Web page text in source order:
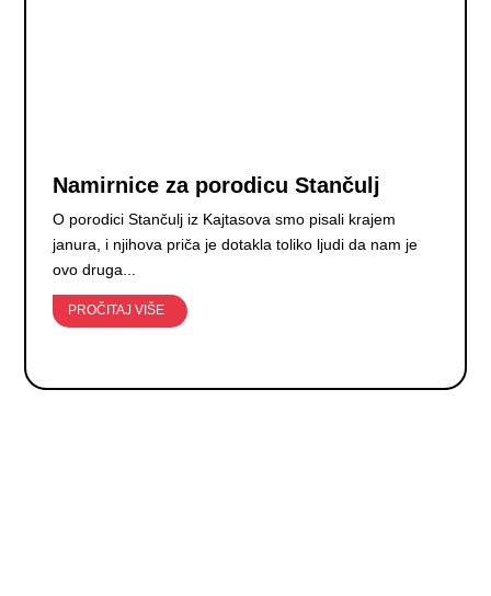
Namirnice za porodicu Stančulj
O porodici Stančulj iz Kajtasova smo pisali krajem
janura, i njihova priča je dotakla toliko ljudi da nam je
ovo druga...
PROČITAJ VIŠE